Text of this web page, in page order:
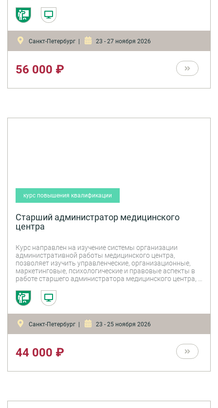
Санкт-Петербург | 23 - 27 ноября 2026
56 000 ₽
курс повышения квалификации
Старший администратор медицинского
центра
Курс направлен на изучение системы организации
административной работы медицинского центра,
позволяет изучить управленческие, организационные,
маркетинговые, психологические и правовые аспекты в
работе старшего администратора медицинского центра, а
поможет в формировании и управлении командой
администраторов медицинского центра.
Санкт-Петербург | 23 - 25 ноября 2026
44 000 ₽